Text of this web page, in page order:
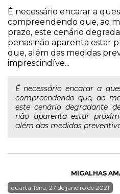
É necessário encarar a
compreendendo que, ao
prazo, este cenário
penas não aparenta estar
que, além das medidas
imprescindíve...
É necessário encarar a
compreendendo que, ao
este cenário degradante
não aparenta estar
além das medidas
MIGALHAS
quarta-feira, 27 de janeiro de 2021